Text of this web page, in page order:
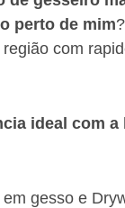
perto de mim
com
ideal com
gesso e